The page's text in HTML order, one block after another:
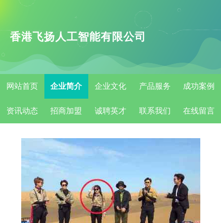
香港飞扬人工智能有限公司
网站首页 企业简介 企业文化 产品服务 成功案例
资讯动态 招商加盟 诚聘英才 联系我们 在线留言